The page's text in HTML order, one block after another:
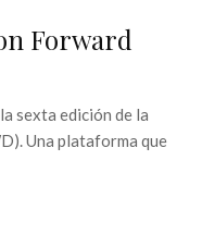
Forward
sexta edición de la
Una plataforma que